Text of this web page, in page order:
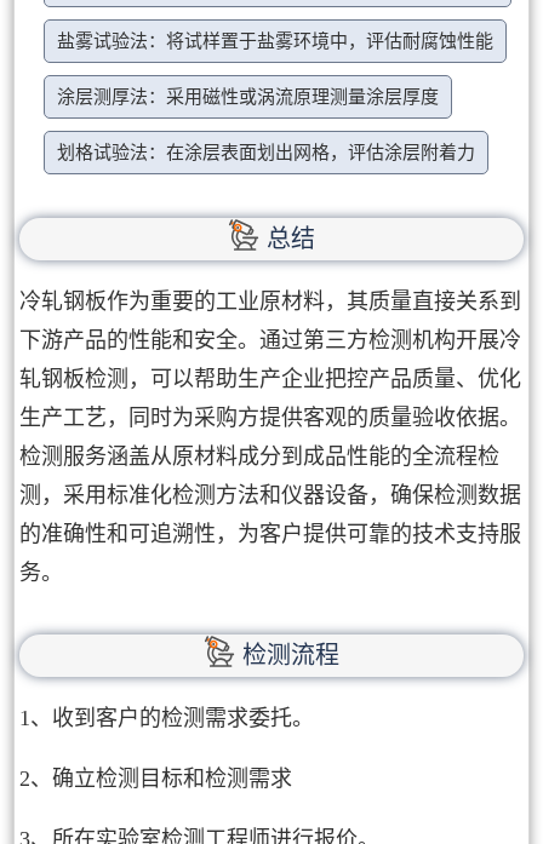
盐雾试验法：将试样置于盐雾环境中，评估耐腐蚀性能
涂层测厚法：采用磁性或涡流原理测量涂层厚度
划格试验法：在涂层表面划出网格，评估涂层附着力
总结
冷轧钢板作为重要的工业原材料，其质量直接关系到
下游产品的性能和安全。通过第三方检测机构开展冷
轧钢板检测，可以帮助生产企业把控产品质量、优化
生产工艺，同时为采购方提供客观的质量验收依据。
检测服务涵盖从原材料成分到成品性能的全流程检
测，采用标准化检测方法和仪器设备，确保检测数据
的准确性和可追溯性，为客户提供可靠的技术支持服
务。
检测流程
1、收到客户的检测需求委托。
2、确立检测目标和检测需求
3、所在实验室检测工程师进行报价。